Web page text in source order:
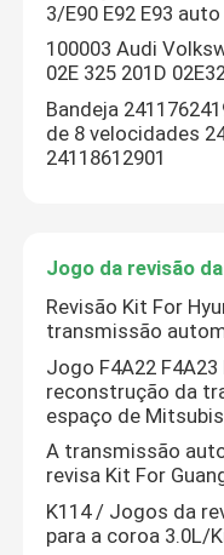
3/E90 E92 E93
100003 Audi
02E 325 201D
Bandeja
de 8 velocidades
24118612901
Jogo da revisão
Revisão Kit For
transmissão
Jogo F4A22 F4A23
reconstrução da
espaço de
A transmissão
revisa Kit For
K114 / Jogos da
para a coroa 3.0L/